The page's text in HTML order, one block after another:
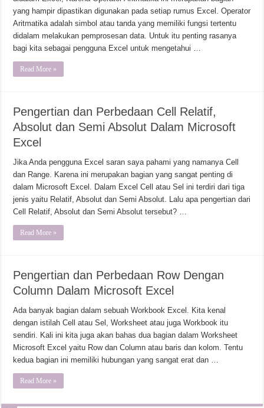
yang hampir dipastikan digunakan pada setiap rumus Excel. Operator
Aritmatika adalah simbol atau tanda yang memiliki fungsi tertentu
didalam melakukan pemprosesan data. Untuk itu penting rasanya
bagi kita sebagai pengguna Excel untuk mengetahui …
Read More »
Pengertian dan Perbedaan Cell Relatif,
Absolut dan Semi Absolut Dalam Microsoft
Excel
Jika Anda pengguna Excel saran saya pahami yang namanya Cell
dan Range. Karena ini merupakan bagian yang sangat penting di
dalam Microsoft Excel. Dalam Excel Cell atau Sel ini terdiri dari tiga
jenis yaitu Relatif, Absolut dan Semi Absolut. Lalu apa pengertian dari
Cell Relatif, Absolut dan Semi Absolut tersebut? …
Read More »
Pengertian dan Perbedaan Row Dengan
Column Dalam Microsoft Excel
Ada banyak bagian dalam sebuah Workbook Excel. Kita kenal
dengan istilah Cell atau Sel, Worksheet atau juga Workbook itu
sendiri. Kali ini kita juga akan bahas dua bagian dalam Worksheet
Microsoft Excel yaitu Row dan Column atau baris dan kolom. Tentu
kedua bagian ini memiliki hubungan yang sangat erat dan …
Read More »